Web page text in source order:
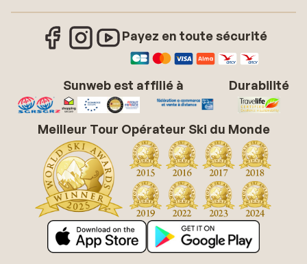
Payez en toute sécurité
Sunweb est affilié à Durabilité
Meilleur Tour Opérateur Ski du Monde